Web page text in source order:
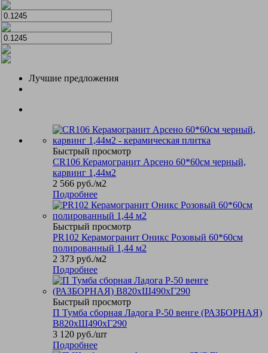
Лучшие предложения
Быстрый просмотр
CR106 Керамогранит Арсено 60*60см черный,
карвинг 1,44м2
2 566 руб./м2
Подробнее
Быстрый просмотр
PR102 Керамогранит Оникс Розовый 60*60см
полированный 1,44 м2
2 373 руб./м2
Подробнее
Быстрый просмотр
П Тумба сборная Ладога Р-50 венге (РАЗБОРНАЯ)
В820хШ490хГ290
3 120 руб./шт
Подробнее